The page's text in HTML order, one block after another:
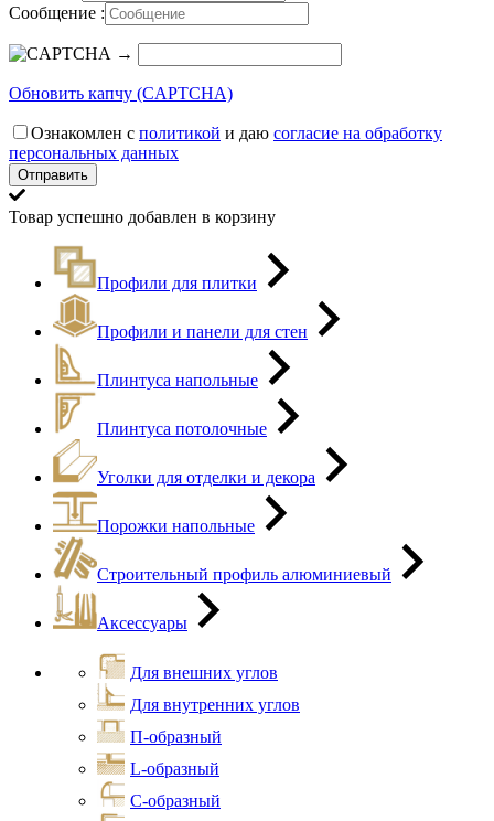
Сообщение :
→
Обновить капчу (CAPTCHA)
Ознакомлен с политикой и даю согласие на обработку
персональных данных
Товар успешно добавлен в корзину
Профили для плитки
Профили и панели для стен
Плинтуса напольные
Плинтуса потолочные
Уголки для отделки и декора
Порожки напольные
Строительный профиль алюминиевый
Аксессуары
Для внешних углов
Для внутренних углов
П-образный
L-образный
С-образный